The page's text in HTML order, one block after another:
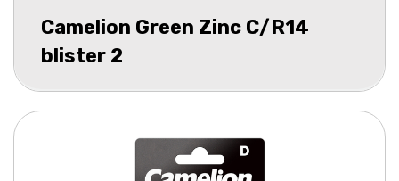
Camelion Green Zinc C/R14
blister 2